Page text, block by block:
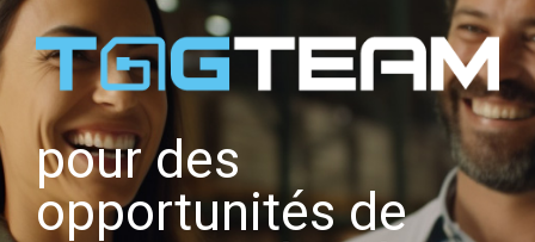
pour des
opportunités de